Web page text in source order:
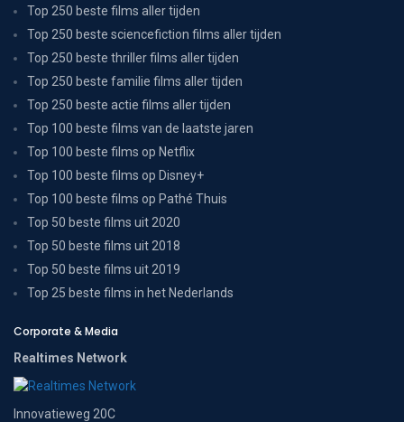
Top 250 beste films aller tijden
Top 250 beste sciencefiction films aller tijden
Top 250 beste thriller films aller tijden
Top 250 beste familie films aller tijden
Top 250 beste actie films aller tijden
Top 100 beste films van de laatste jaren
Top 100 beste films op Netflix
Top 100 beste films op Disney+
Top 100 beste films op Pathé Thuis
Top 50 beste films uit 2020
Top 50 beste films uit 2018
Top 50 beste films uit 2019
Top 25 beste films in het Nederlands
Corporate & Media
Realtimes Network
Innovatieweg 20C